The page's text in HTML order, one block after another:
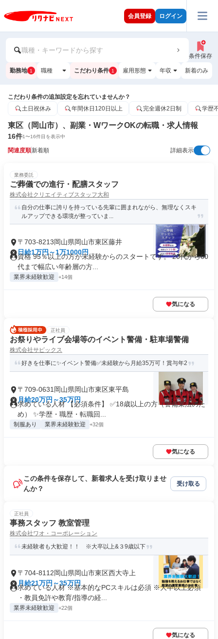
会員登録 ログイン
職種・キーワードから探す
条件保存
勤務地 1 職種 こだわり条件 1 雇用形態 年収 新着のみ
こだわり条件の追加設定を忘れていませんか？
土日祝休み
年間休日120日以上 完全週休2日制 学歴
東区（岡山市）、副業・WワークOKの転職・求人情報
16件1〜16件目を表示中
関連度順新着順 詳細表示
業務委託
ご葬儀での進行・配膳スタッフ
株式会社クリエイティブスタッフ大和
自分の仕事に誇りを持っている先輩に囲まれながら、無理なくスキ
ルアップできる環境が整っていま...
〒703-8213岡山県岡山市東区藤井
日給1万円～1万1000円
資格 95％以上の方が未経験からのスタートです。 20代から60
代まで幅広い年齢層の方...
業界未経験歓迎 +14個
気になる
正社員
お祭りやライブ会場等のイベント警備・駐車場警備
株式会社サピックス
好きを仕事に✨イベント警備✅未経験から月給35万可！賞与年2
〒709-0631岡山県岡山市東区東平島
月給20万円～35万円
求めている人材 【必須条件】 ✅18歳以上の方（警備業法のた
め） ✨学歴・職歴・転職回...
制服あり 業界未経験歓迎 +32個
気になる
この条件を保存して、新着求人を受け取りませ
んか？
受け取る
正社員
事務スタッフ 教室管理
株式会社ワオ・コーポレーション
未経験者も大歓迎！！ ※大卒以上&３9歳以下
〒704-8112岡山県岡山市東区西大寺上
月給21万円～35万円
求めている人材 ※基本的なPCスキルは必須 ※大卒以上必須
・教員免許や教育/指導の経...
業界未経験歓迎 +22個
気になる